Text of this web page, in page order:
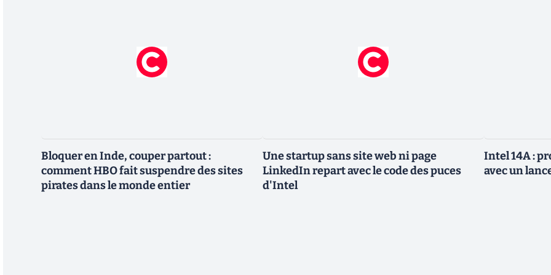
Bloquer en Inde, couper partout :
comment HBO fait suspendre des sites
pirates dans le monde entier
Une startup sans site web ni page
LinkedIn repart avec le code des puces
d'Intel
Intel 14A :
avec un